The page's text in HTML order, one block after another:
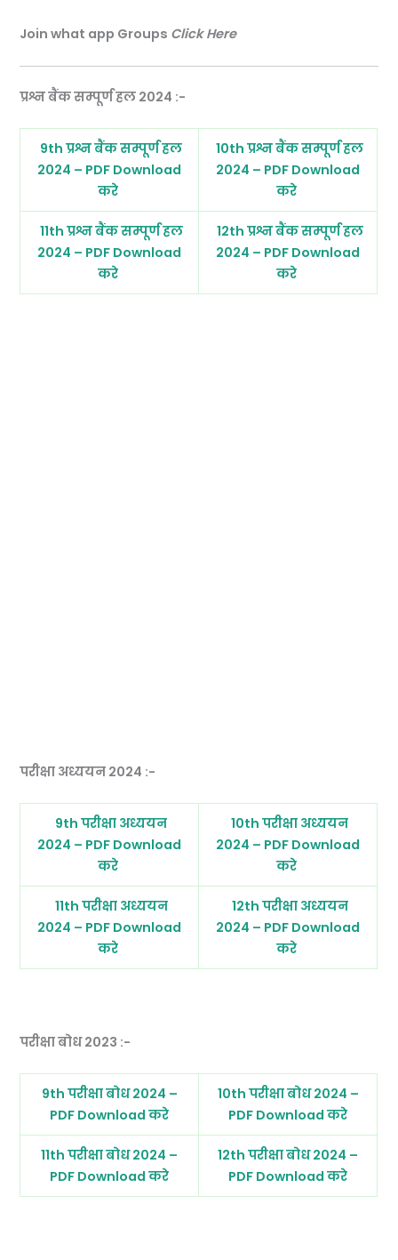
Join what app Groups Click Here
प्रश्न बैंक सम्पूर्ण हल 2024 :-
9th प्रश्न बैंक सम्पूर्ण हल
2024 – PDF Download
करे
10th प्रश्न बैंक सम्पूर्ण हल
2024 – PDF Download
करे
11th प्रश्न बैंक सम्पूर्ण हल
2024 – PDF Download
करे
12th प्रश्न बैंक सम्पूर्ण हल
2024 – PDF Download
करे
परीक्षा अध्ययन 2024 :-
9th परीक्षा अध्ययन
2024 – PDF Download
करे
10th परीक्षा अध्ययन
2024 – PDF Download
करे
11th परीक्षा अध्ययन
2024 – PDF Download
करे
12th परीक्षा अध्ययन
2024 – PDF Download
करे
परीक्षा बोध 2023 :-
9th परीक्षा बोध 2024 –
PDF Download करे
10th परीक्षा बोध 2024 –
PDF Download करे
11th परीक्षा बोध 2024 –
PDF Download करे
12th परीक्षा बोध 2024 –
PDF Download करे